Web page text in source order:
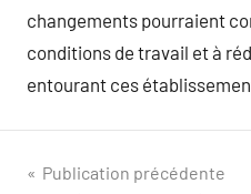
changements pourraient
conditions de travail et à
entourant ces
Navigation
Publication précédente